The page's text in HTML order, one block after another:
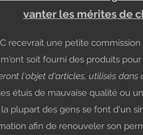
vanter les mérites de
recevrait une petite
soit fourni des produits
l'objet d'articles, utilisés
étuis de mauvaise qualité ou
plupart des gens se font d'un
afin de renouveler son